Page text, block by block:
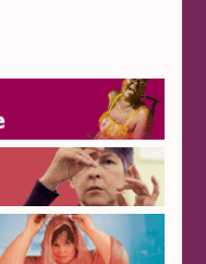
Online 2021
2021
2019